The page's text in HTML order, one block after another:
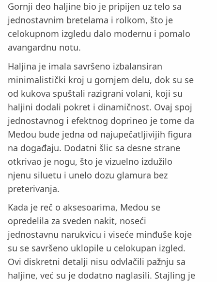
Gornji deo haljine bio je pripijen uz telo sa
jednostavnim bretelama i rolkom, što je
celokupnom izgledu dalo modernu i pomalo
avangardnu notu.
Haljina je imala savršeno izbalansiran
minimalistički kroj u gornjem delu, dok su se
od kukova spuštali razigrani volani, koji su
haljini dodali pokret i dinamičnost. Ovaj spoj
jednostavnog i efektnog doprineo je tome da
Medou bude jedna od najupečatljivijih figura
na događaju. Dodatni šlic sa desne strane
otkrivao je nogu, što je vizuelno izdužilo
njenu siluetu i unelo dozu glamura bez
preterivanja.
Kada je reč o aksesoarima, Medou se
opredelila za sveden nakit, noseći
jednostavnu narukvicu i viseće minđuše koje
su se savršeno uklopile u celokupan izgled.
Ovi diskretni detalji nisu odvlačili pažnju sa
haljine, već su je dodatno naglasili. Stajling je